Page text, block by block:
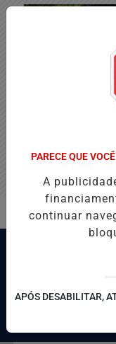
PARECE QUE
A
continuar
APÓS DESABILITAR,